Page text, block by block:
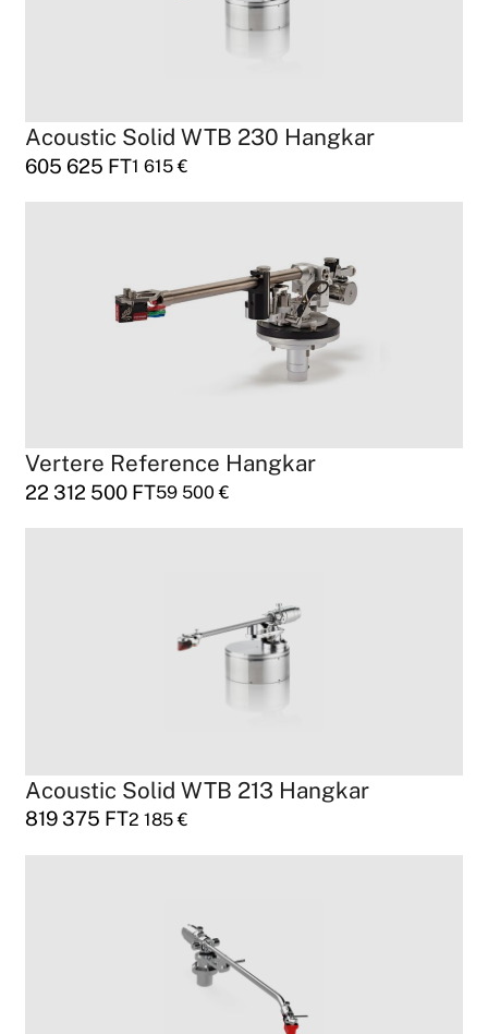
Acoustic Solid WTB 230 Hangkar
605 625 FT1 615€
Vertere Reference Hangkar
22 312 500 FT59 500€
Acoustic Solid WTB 213 Hangkar
819 375 FT2 185€